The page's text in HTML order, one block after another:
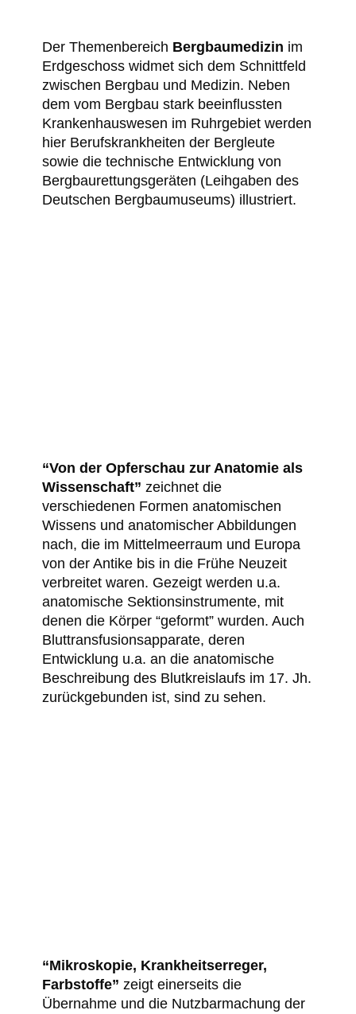
Der Themenbereich Bergbaumedizin im
Erdgeschoss widmet sich dem Schnittfeld
zwischen Bergbau und Medizin. Neben
dem vom Bergbau stark beeinflussten
Krankenhauswesen im Ruhrgebiet werden
hier Berufskrankheiten der Bergleute
sowie die technische Entwicklung von
Bergbaurettungsgeräten (Leihgaben des
Deutschen Bergbaumuseums) illustriert.
“Von der Opferschau zur Anatomie als
Wissenschaft” zeichnet die
verschiedenen Formen anatomischen
Wissens und anatomischer Abbildungen
nach, die im Mittelmeerraum und Europa
von der Antike bis in die Frühe Neuzeit
verbreitet waren. Gezeigt werden u.a.
anatomische Sektionsinstrumente, mit
denen die Körper “geformt” wurden. Auch
Bluttransfusionsapparate, deren
Entwicklung u.a. an die anatomische
Beschreibung des Blutkreislaufs im 17. Jh.
zurückgebunden ist, sind zu sehen.
“Mikroskopie, Krankheitserreger,
Farbstoffe” zeigt einerseits die
Übernahme und die Nutzbarmachung der